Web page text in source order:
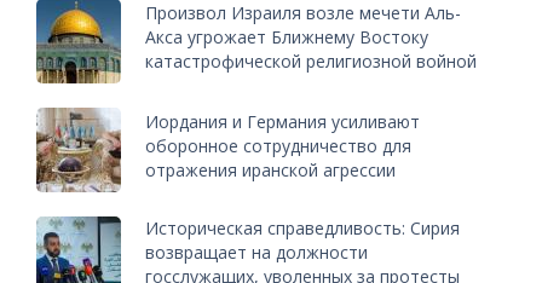
Произвол Израиля возле мечети Аль-
Акса угрожает Ближнему Востоку
катастрофической религиозной войной
Иордания и Германия усиливают
оборонное сотрудничество для
отражения иранской агрессии
Историческая справедливость: Сирия
возвращает на должности
госслужащих, уволенных за протесты